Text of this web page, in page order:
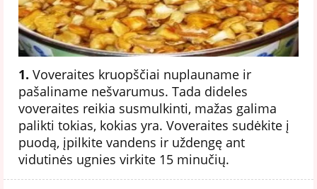
1. Voveraites kruopščiai nuplauname ir
pašaliname nešvarumus. Tada dideles
voveraites reikia susmulkinti, mažas galima
palikti tokias, kokias yra. Voveraites sudėkite į
puodą, įpilkite vandens ir uždengę ant
vidutinės ugnies virkite 15 minučių.